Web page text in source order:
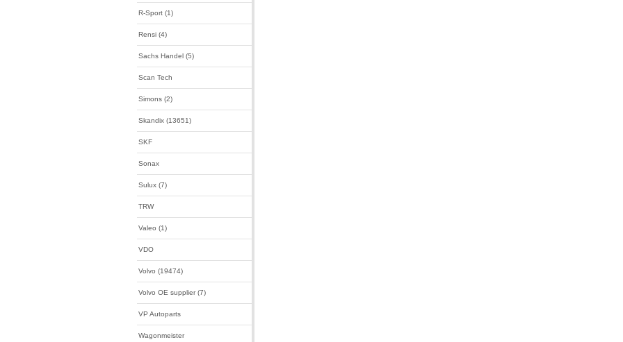
R-Sport (1)
Rensi (4)
Sachs Handel (5)
Scan Tech
Simons (2)
Skandix (13651)
SKF
Sonax
Sulux (7)
TRW
Valeo (1)
VDO
Volvo (19474)
Volvo OE supplier (7)
VP Autoparts
Wagonmeister